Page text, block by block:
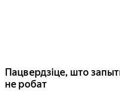
Пацвердзіце, што
не робат